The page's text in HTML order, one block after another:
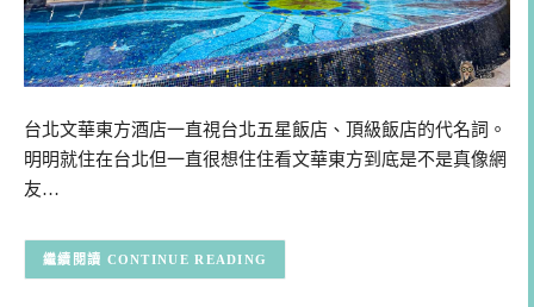
台北文華東方酒店一直視台北五星飯店、頂級飯店的代名詞。
明明就住在台北但一直很想住住看文華東方到底是不是真像網
友…
CONTINUE READING